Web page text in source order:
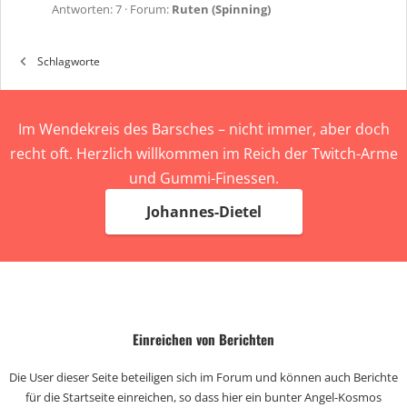
Antworten: 7 Forum: Ruten (Spinning)
Schlagworte
Im Wendekreis des Barsches – nicht immer, aber doch
recht oft. Herzlich willkommen im Reich der Twitch-Arme
und Gummi-Finessen.
Johannes-Dietel
Einreichen von Berichten
Die User dieser Seite beteiligen sich im Forum und können auch Berichte
für die Startseite einreichen, so dass hier ein bunter Angel-Kosmos